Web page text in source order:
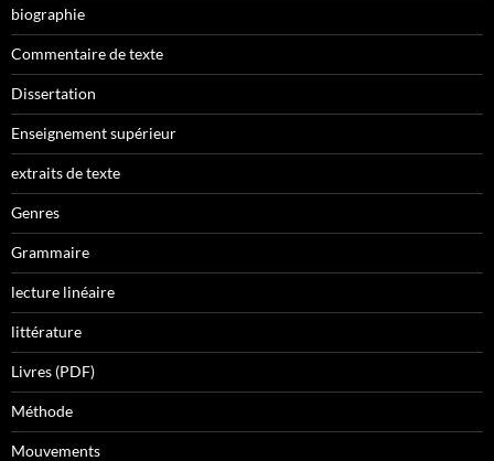
biographie
Commentaire de texte
Dissertation
Enseignement supérieur
extraits de texte
Genres
Grammaire
lecture linéaire
littérature
Livres (PDF)
Méthode
Mouvements